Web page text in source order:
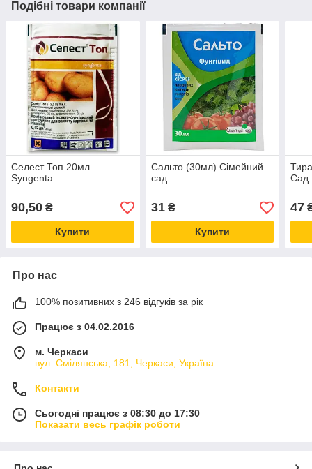
Подібні товари компанії
Селест Топ 20мл
Syngenta
90,50 ₴
Купити
Сальто (30мл) Сімейний
сад
31₴
Купити
Сад
47
Про нас
100% позитивних з 246 відгуків за рік
Працює з 04.02.2016
м. Черкаси
вул. Смілянська, 181, Черкаси, Україна
Контакти
Сьогодні працює з 08:30 до 17:30
Показати весь графік роботи